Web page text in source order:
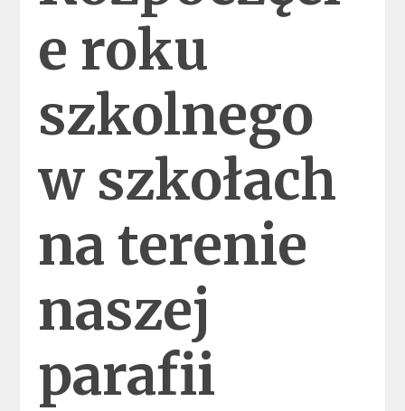
e roku
szkolnego
w szkołach
na terenie
naszej
parafii